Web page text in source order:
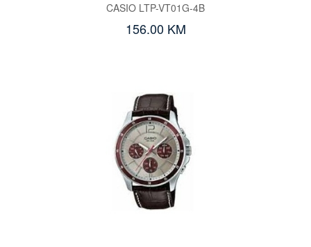
CASIO LTP-VT01G-4B
156.00 KM